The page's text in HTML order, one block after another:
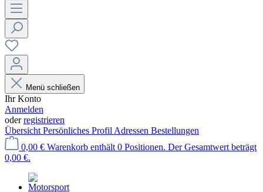
Menü schließen
Ihr Konto
Anmelden
oderregistrieren
Übersicht Persönliches Profil Adressen Bestellungen
0,00 € Warenkorb enthält 0 Positionen. Der Gesamtwert beträgt
0,00 €.